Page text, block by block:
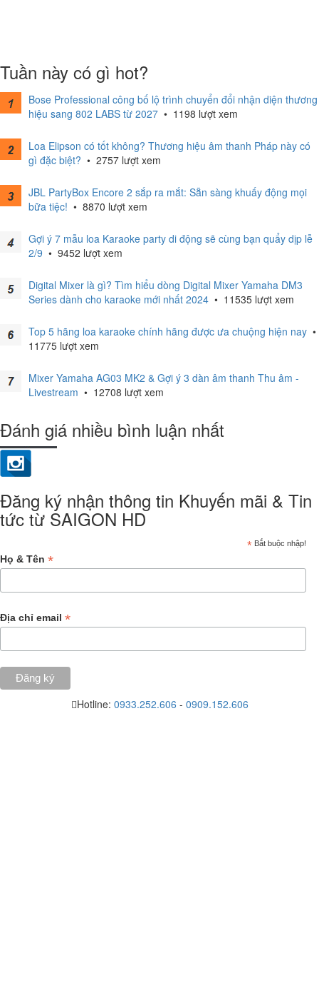
Tuần này có gì hot?
Bose Professional công bố lộ trình chuyển đổi nhận diện thương
hiệu sang 802 LABS từ 2027 • 1198 lượt xem
Loa Elipson có tốt không? Thương hiệu âm thanh Pháp này có
gì đặc biệt? • 2757 lượt xem
JBL PartyBox Encore 2 sắp ra mắt: Sẵn sàng khuấy động mọi
bữa tiệc! • 8870 lượt xem
Gợi ý 7 mẫu loa Karaoke party di động sẽ cùng bạn quẩy dịp lễ
2/9 • 9452 lượt xem
Digital Mixer là gì? Tìm hiểu dòng Digital Mixer Yamaha DM3
Series dành cho karaoke mới nhất 2024 • 11535 lượt xem
Top 5 hãng loa karaoke chính hãng được ưa chuộng hiện nay •
11775 lượt xem
Mixer Yamaha AG03 MK2 & Gợi ý 3 dàn âm thanh Thu âm -
Livestream • 12708 lượt xem
Đánh giá nhiều bình luận nhất
Đăng ký nhận thông tin Khuyến mãi & Tin
tức từ SAIGON HD
* Bắt buộc nhập!
Họ & Tên *
Địa chỉ email *
Hotline: 0933.252.606 - 0909.152.606